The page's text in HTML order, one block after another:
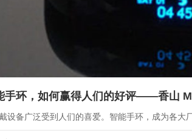
手环，如何赢得人们的好评——香山
设备广泛受到人们的喜爱。智能手环，成为各大